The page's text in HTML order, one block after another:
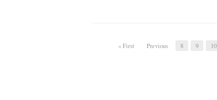
« First Previous 8 9 10